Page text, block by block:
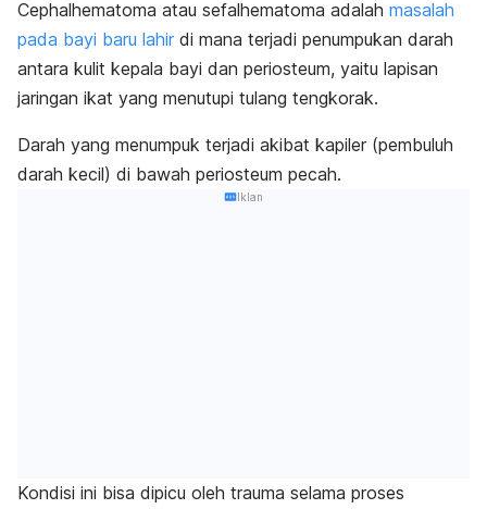
Cephalhematoma atau sefalhematoma adalah masalah
pada bayi baru lahir di mana terjadi penumpukan darah
antara kulit kepala bayi dan periosteum, yaitu lapisan
jaringan ikat yang menutupi tulang tengkorak.
Darah yang menumpuk terjadi akibat kapiler (pembuluh
darah kecil) di bawah periosteum pecah.
Iklan
Kondisi ini bisa dipicu oleh trauma selama proses